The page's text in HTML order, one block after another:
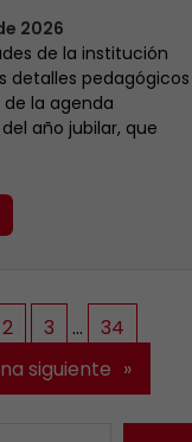
2026
de la institución
detalles pedagógicos
la agenda
año jubilar, que
2 3 …
34
siguiente »